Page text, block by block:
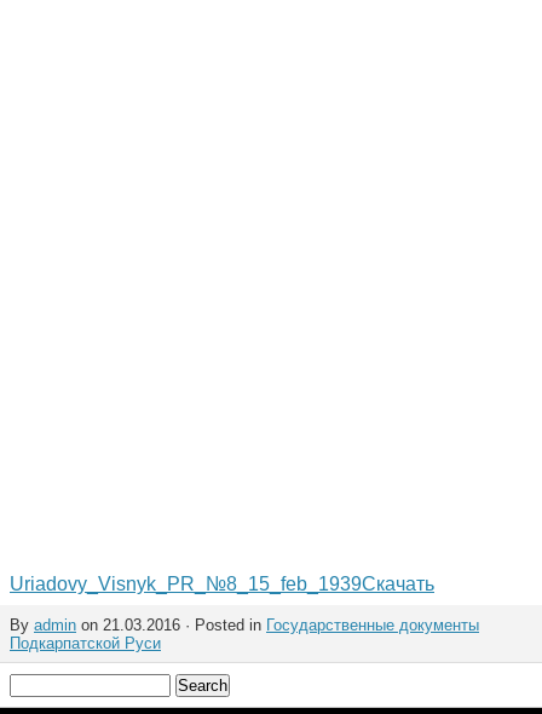
Uriadovy_Visnyk_PR_№8_15_feb_1939Скачать
By admin on 21.03.2016 · Posted in Государственные документы
Подкарпатской Руси